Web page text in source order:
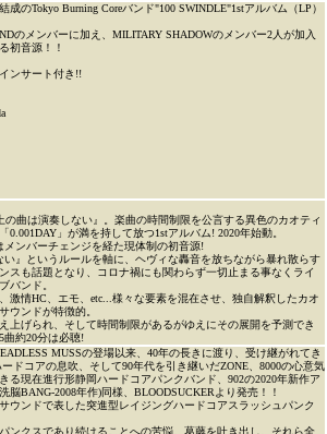
のTokyo Burning Coreバンド"100 SWINDLE"1stアルバム（LP）
のメンバーに加え、MILITARY SHADOWのメンバー2人が加入
初音源！！
ンサート付き!!
の曲は演奏しない』。楽曲の時間制限を公言する異色のカオティ
0.001DAY」が満を持して放つ1stアルバム! 2020年始動。
メンバーチェンジを経た現体制の初音源!
い』というルールを軸に、ヘヴィな轟音を放ちながら暴れ散らす
スも話題となり、コロナ禍にも関わらず一切止まる事なくライ
バンド。
激情HC、エモ、etc...様々な要素を混在させ、独自解釈したカオ
ウンドが特徴的。
上げられ、そして時間制限があるがゆえにその展開を予測でき
曲約20分は必聴!
MUSSの登場以来、40年の長きに渡り、受け継がれてき
ドコアの息吹、そして90年代を引き継いだZONE、8000の心意気
る現在進行形静岡ハードコアパンクバンド、902の2020年新作ア
脳BANG-2008年作)同様、BLOODSUCKERより発売！！
ウンドで表した突進型レイジングハードコアスラッシュパンク
ンクスであり続けることへの苦悩、葛藤を吐き出し、それら全